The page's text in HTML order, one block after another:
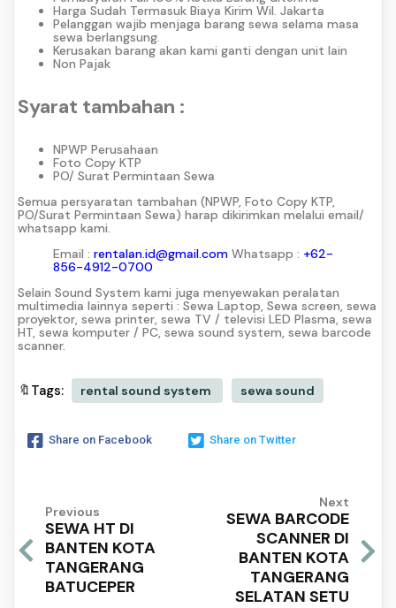
Harga Sudah Termasuk Biaya Kirim Wil. Jakarta
Pelanggan wajib menjaga barang sewa selama masa
sewa berlangsung.
Kerusakan barang akan kami ganti dengan unit lain
Non Pajak
Syarat tambahan :
NPWP Perusahaan
Foto Copy KTP
PO/ Surat Permintaan Sewa
Semua persyaratan tambahan (NPWP, Foto Copy KTP,
PO/Surat Permintaan Sewa) harap dikirimkan melalui email/
whatsapp kami.
Email : rentalan.id@gmail.com Whatsapp : +62-
856-4912-0700
Selain Sound System kami juga menyewakan peralatan
multimedia lainnya seperti : Sewa Laptop, Sewa screen, sewa
proyektor, sewa printer, sewa TV / televisi LED Plasma, sewa
HT, sewa komputer / PC, sewa sound system, sewa barcode
scanner.
🔖Tags: rental sound system sewa sound
Share on Facebook Share on Twitter
Previous
SEWA HT DI
BANTEN KOTA
TANGERANG
BATUCEPER
Next
SEWA BARCODE
SCANNER DI
BANTEN KOTA
TANGERANG
SELATAN SETU